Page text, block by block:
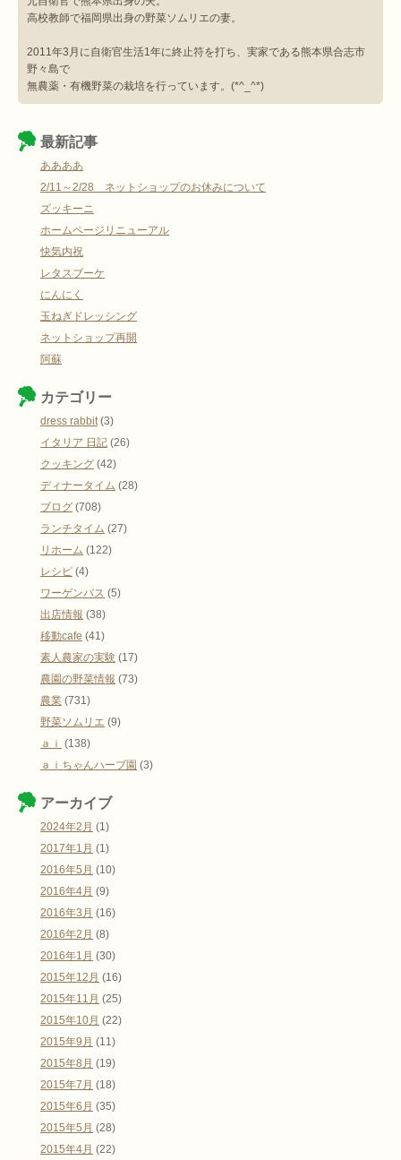
高校教師で福岡県出身の野菜ソムリエの妻。
2011年3月に自衛官生活1年に終止符を打ち、実家である熊本県合志市
野々島で
無農薬・有機野菜の栽培を行っています。(*^_^*)
最新記事
ああああ
2/11～2/28 ネットショップのお休みについて
ズッキーニ
ホームページリニューアル
快気内祝
レタスブーケ
にんにく
玉ねぎドレッシング
ネットショップ再開
阿蘇
カテゴリー
dress rabbit (3)
イタリア 日記 (26)
クッキング (42)
ディナータイム (28)
ブログ (708)
ランチタイム (27)
リホーム (122)
レシピ (4)
ワーゲンバス (5)
出店情報 (38)
移動cafe (41)
素人農家の実験 (17)
農園の野菜情報 (73)
農業 (731)
野菜ソムリエ (9)
ａｉ (138)
ａｉちゃんハーブ園 (3)
アーカイブ
2024年2月 (1)
2017年1月 (1)
2016年5月 (10)
2016年4月 (9)
2016年3月 (16)
2016年2月 (8)
2016年1月 (30)
2015年12月 (16)
2015年11月 (25)
2015年10月 (22)
2015年9月 (11)
2015年8月 (19)
2015年7月 (18)
2015年6月 (35)
2015年5月 (28)
2015年4月 (22)